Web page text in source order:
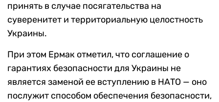
принять в случае посягательства на
суверенитет и территориальную целостность
Украины.
При этом Ермак отметил, что соглашение о
гарантиях безопасности для Украины не
является заменой ее вступлению в НАТО — оно
послужит способом обеспечения безопасности,